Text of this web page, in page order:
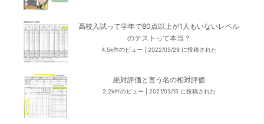
高校入試って学年で80点以上が1人もいないレベル
のテストって本当？
4.5k件のビュー 2022/05/29 に投稿された
絶対評価と言う名の相対評価
2.2k件のビュー 2021/03/15 に投稿された